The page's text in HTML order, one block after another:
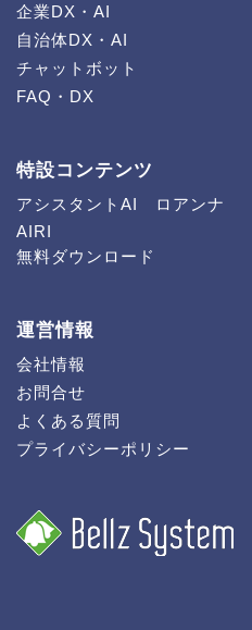
企業DX・AI
自治体DX・AI
チャットボット
FAQ・DX
特設コンテンツ
アシスタントAI ロアンナ
AIRI
無料ダウンロード
運営情報
会社情報
お問合せ
よくある質問
プライバシーポリシー